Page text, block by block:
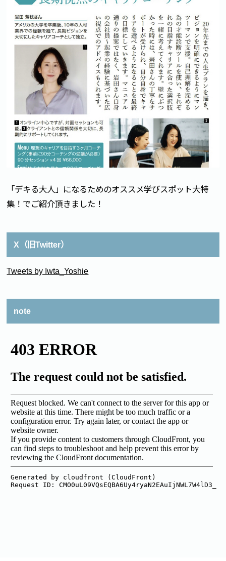
「デキる大人」になるためのオススメ学びスポット大特
集！でご紹介頂きました！
X（旧Twitter）
Tweets by Iwta_Yoshie
note